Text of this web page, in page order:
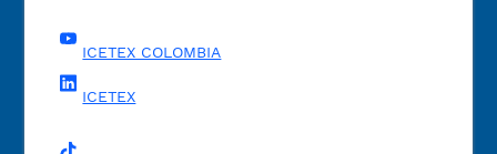
ICETEX COLOMBIA
ICETEX